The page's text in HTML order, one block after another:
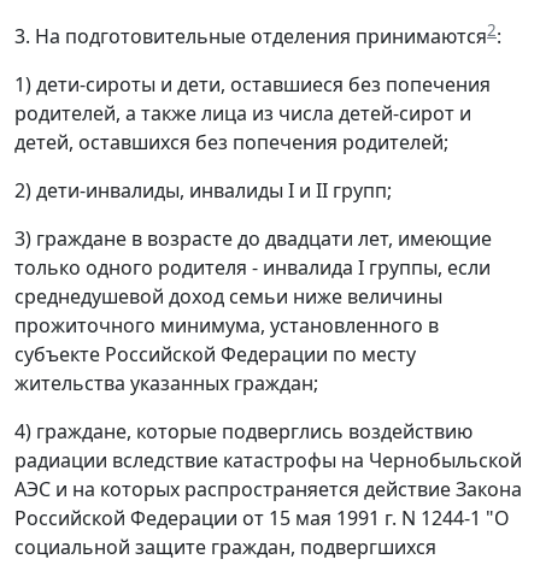
3. На подготовительные отделения принимаются2:
1) дети-сироты и дети, оставшиеся без попечения
родителей, а также лица из числа детей-сирот и
детей, оставшихся без попечения родителей;
2) дети-инвалиды, инвалиды I и II групп;
3) граждане в возрасте до двадцати лет, имеющие
только одного родителя - инвалида I группы, если
среднедушевой доход семьи ниже величины
прожиточного минимума, установленного в
субъекте Российской Федерации по месту
жительства указанных граждан;
4) граждане, которые подверглись воздействию
радиации вследствие катастрофы на Чернобыльской
АЭС и на которых распространяется действие Закона
Российской Федерации от 15 мая 1991 г. N 1244-1 "О
социальной защите граждан, подвергшихся